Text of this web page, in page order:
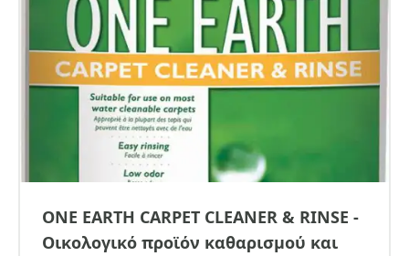
ONE EARTH CARPET CLEANER & RINSE -
Οικολογικό προϊόν καθαρισμού και